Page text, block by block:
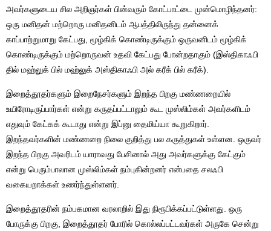
அவர்களுடைய சில அறிஞர்கள் பின்வரும் கோட்பாட்டை முன்மொழிந்தனர்:
ஒரு மனிதன் மற்றொரு மனிதனிடம் ஆபத்திலிருந்து தன்னைக்
காப்பாற்றுமாறு கேட்பது, மூழ்கிக் கொண்டிருக்கும் ஒருவனிடம் மூழ்கிக்
கொண்டிருக்கும் மற்றொருவன் உதவி கேட்பது போன்றதாகும் (இஸ்திகாஃபி
தில் மஹ்லுக் பில் மஹ்லுக் அஸ்திகாஃபி அல் கரீக் பில் கரீக்).
இறைத்தூதர்களும் இறைநேசர்களும் இறந்த பிறகு மண்ணறையில்
உயிரோடிருப்பார்கள் என்று கருதப்பட்டாலும் கூட முஸ்லிம்கள் அவர்களிடம்
எதுவும் கேட்கக் கூடாது என்று இப்னு தைமிய்யா கூறுகிறார்.
இறந்தவர்களின் மண்ணறை நிலை குறித்து பல கருத்துகள் உள்ளன. ஒருவர்
இறந்த பிறகு அவரிடம் யாராவது பேசினால் அது அவர்களுக்கு கேட்கும்
என்று பெரும்பாலான முஸ்லிம்கள் நம்புகின்றனர் என்பதை சலஃபி
வகையறாக்கள் உணர்ந்துள்ளனர்.
இறைத்தூதரின் நம்பகமான வரலாறில் இது நிரூபிக்கப்பட்டுள்ளது. ஒரு
போருக்கு பிறகு, இறைத்தூதர் போரில் கொல்லப்பட்டவர்கள் அருகே சென்று